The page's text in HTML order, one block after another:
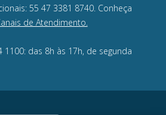
55 47 3381 8740. Conheça
de Atendimento.
1100: das 8h às 17h, de segunda